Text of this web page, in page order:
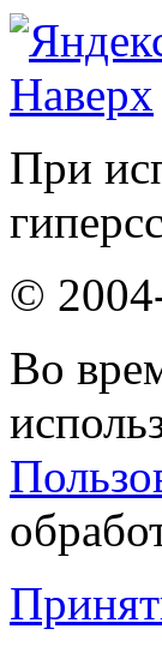
Наверх
При
©
Во